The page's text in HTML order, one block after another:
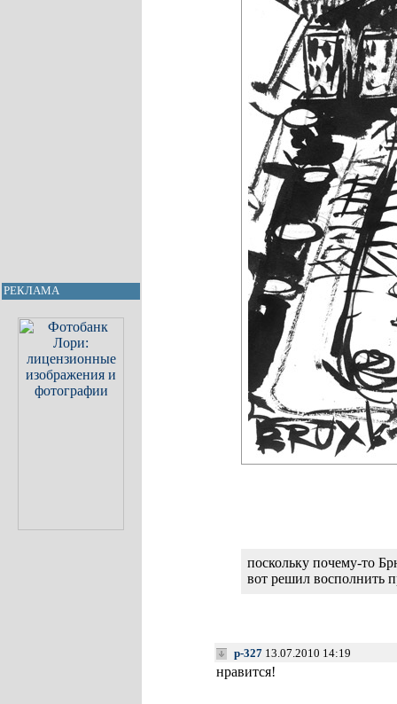
РЕКЛАМА
поскольку почему-то
вот решил восполнить
p-327 13.07.2010 14:19
нравится!